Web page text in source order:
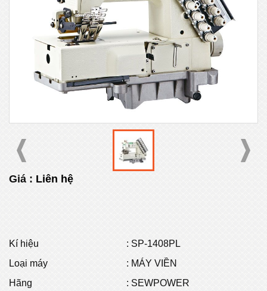
Giá : Liên hệ
Kí hiệu : SP-1408PL
Loại máy
: MÁY VIỀN
Hãng
: SEWPOWER